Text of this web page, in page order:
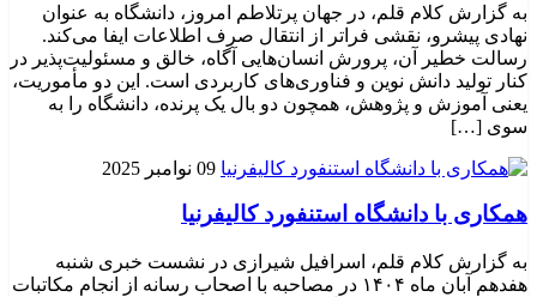
به گزارش کلام قلم، در جهان پرتلاطم امروز، دانشگاه به عنوان
نهادی پیشرو، نقشی فراتر از انتقال صرف اطلاعات ایفا می‌کند.
رسالت خطیر آن، پرورش انسان‌هایی آگاه، خالق و مسئولیت‌پذیر در
کنار تولید دانش نوین و فناوری‌های کاربردی است. این دو مأموریت،
یعنی آموزش و پژوهش، همچون دو بال یک پرنده، دانشگاه را به
سوی […]
09 نوامبر 2025
همکاری با دانشگاه استنفورد کالیفرنیا
به گزارش کلام قلم، اسرافیل شیرازی در نشست خبری شنبه
هفدهم آبان ماه ۱۴۰۴ در مصاحبه با اصحاب رسانه از انجام مکاتبات